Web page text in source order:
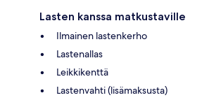
Lasten kanssa matkustaville
Ilmainen lastenkerho
Lastenallas
Leikkikenttä
Lastenvahti (lisämaksusta)